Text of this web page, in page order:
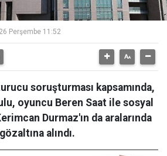
Perşembe 11:52
soruşturması kapsamında,
oyuncu Beren Saat ile sosyal
Durmaz'ın da aralarında
alındı.